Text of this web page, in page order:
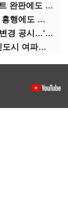
[IB토마토]대우건설, 시화MTV 아파트 완판에도 손실…공사비 회수 난항
[IB토마토](IPO클립)딜리셔스, 공모 흥행에도 락업은 미미…441곳 중 확약 5곳
[IB토마토](공시톺아보기)내부거래 변경 공시…'20% 룰' 뭐길래
[IB토마토](크레딧시그널)LH, 3기 신도시 여파로…차입금 109조까지 확대